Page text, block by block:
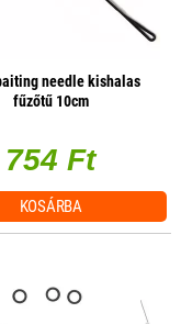
needle kishalas
fűzőtű 10cm
754 Ft
KOSÁRBA